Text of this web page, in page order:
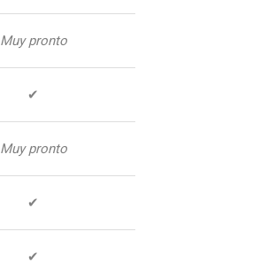
Muy pronto
✔
Muy pronto
✔
✔